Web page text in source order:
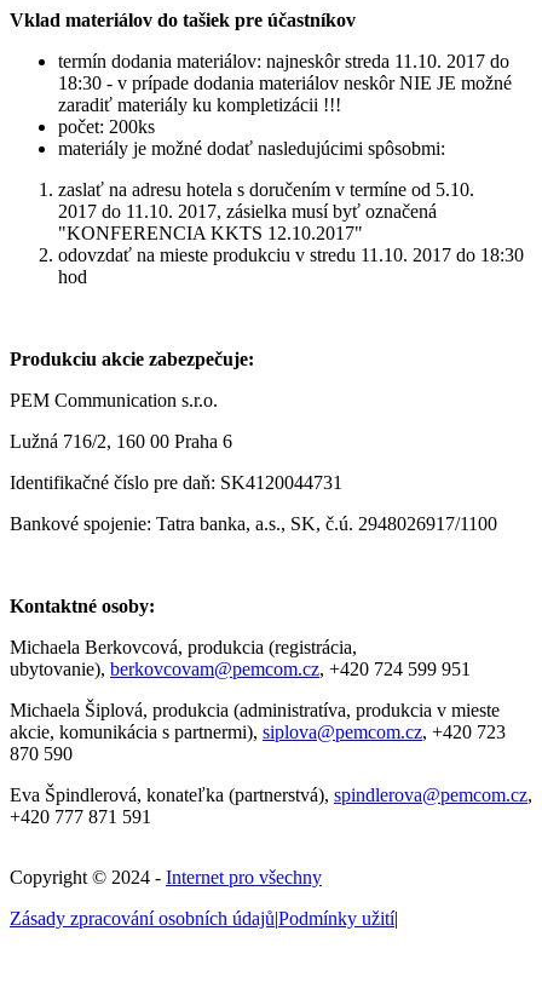
Vklad materiálov do tašiek pre účastníkov
termín dodania materiálov: najneskôr streda 11.10. 2017 do
18:30 - v prípade dodania materiálov neskôr NIE JE možné
zaradiť materiály ku kompletizácii !!!
počet: 200ks
materiály je možné dodať nasledujúcimi spôsobmi:
zaslať na adresu hotela s doručením v termíne od 5.10.
2017 do 11.10. 2017, zásielka musí byť označená
"KONFERENCIA KKTS 12.10.2017"
odovzdať na mieste produkciu v stredu 11.10. 2017 do 18:30
hod
Produkciu akcie zabezpečuje:
PEM Communication s.r.o.
Lužná 716/2, 160 00 Praha 6
Identifikačné číslo pre daň: SK4120044731
Bankové spojenie: Tatra banka, a.s., SK, č.ú. 2948026917/1100
Kontaktné osoby:
Michaela Berkovcová, produkcia (registrácia,
ubytovanie), berkovcovam@pemcom.cz, +420 724 599 951
Michaela Šiplová, produkcia (administratíva, produkcia v mieste
akcie, komunikácia s partnermi), siplova@pemcom.cz, +420 723
870 590
Eva Špindlerová, konateľka (partnerstvá), spindlerova@pemcom.cz,
+420 777 871 591
Copyright © 2024 - Internet pro všechny
Zásady zpracování osobních údajů|Podmínky užití|